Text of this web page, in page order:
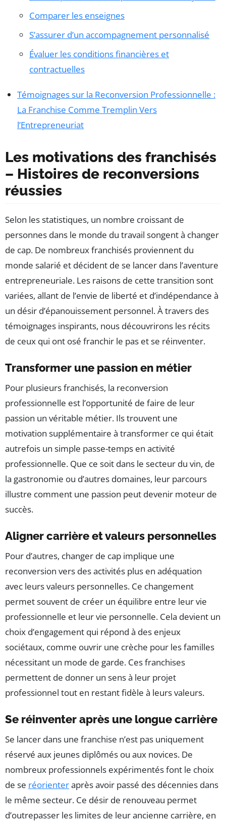
Comparer les enseignes
S’assurer d’un accompagnement personnalisé
Évaluer les conditions financières et
contractuelles
Témoignages sur la Reconversion Professionnelle :
La Franchise Comme Tremplin Vers
l’Entrepreneuriat
Les motivations des franchisés
– Histoires de reconversions
réussies
Selon les statistiques, un nombre croissant de
personnes dans le monde du travail songent à changer
de cap. De nombreux franchisés proviennent du
monde salarié et décident de se lancer dans l’aventure
entrepreneuriale. Les raisons de cette transition sont
variées, allant de l’envie de liberté et d’indépendance à
un désir d’épanouissement personnel. À travers des
témoignages inspirants, nous découvrirons les récits
de ceux qui ont osé franchir le pas et se réinventer.
Transformer une passion en métier
Pour plusieurs franchisés, la reconversion
professionnelle est l’opportunité de faire de leur
passion un véritable métier. Ils trouvent une
motivation supplémentaire à transformer ce qui était
autrefois un simple passe-temps en activité
professionnelle. Que ce soit dans le secteur du vin, de
la gastronomie ou d’autres domaines, leur parcours
illustre comment une passion peut devenir moteur de
succès.
Aligner carrière et valeurs personnelles
Pour d’autres, changer de cap implique une
reconversion vers des activités plus en adéquation
avec leurs valeurs personnelles. Ce changement
permet souvent de créer un équilibre entre leur vie
professionnelle et leur vie personnelle. Cela devient un
choix d’engagement qui répond à des enjeux
sociétaux, comme ouvrir une crèche pour les familles
nécessitant un mode de garde. Ces franchises
permettent de donner un sens à leur projet
professionnel tout en restant fidèle à leurs valeurs.
Se réinventer après une longue carrière
Se lancer dans une franchise n’est pas uniquement
réservé aux jeunes diplômés ou aux novices. De
nombreux professionnels expérimentés font le choix
de se réorienteraprès avoir passé des décennies dans
le même secteur. Ce désir de renouveau permet
d’outrepasser les limites de leur ancienne carrière, en